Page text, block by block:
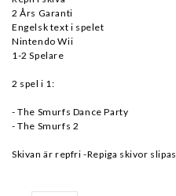
2 Års Garanti
Engelsk text i spelet
Nintendo Wii
1-2 Spelare
2 spel i 1:
- The Smurfs Dance Party
- The Smurfs 2
Skivan är repfri -Repiga skivor slipas